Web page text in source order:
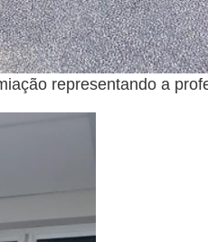
representando a